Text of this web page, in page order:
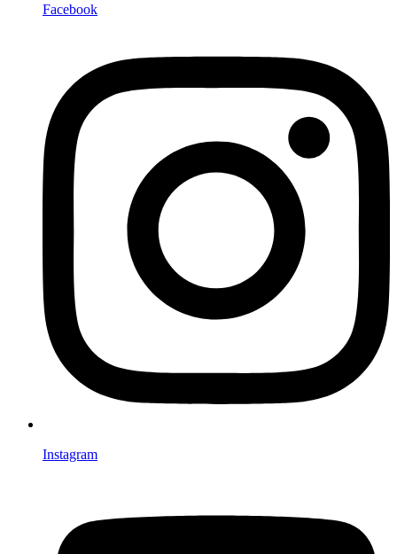
Facebook
Instagram